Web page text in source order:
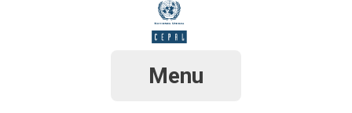
Menu